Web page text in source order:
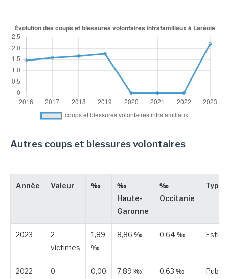
Autres coups et blessures volontaires
Année Valeur ‰
‰
Haute-
Garonne
‰
Occitanie
Type
2023
2
victimes
1,89
‰
8,86 ‰ 0,64 ‰
2022
0
0,00
7,89 ‰ 0,63 ‰